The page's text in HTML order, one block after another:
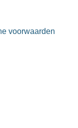
voorwaarden